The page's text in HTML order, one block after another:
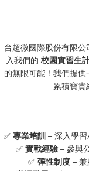
台超微國際股份有限
入我們的 校園實習生
的無限可能！我們提
累積寶貴
✅ 專業培訓 – 深入學
✅ 實戰經驗– 參與
✅ 彈性制度– 兼